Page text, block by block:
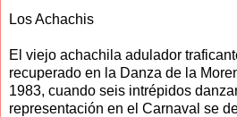
Los Achachis
El viejo achachila adulador
recuperado en la Danza de la
1983, cuando seis intrépidos
representación en el Carnaval se